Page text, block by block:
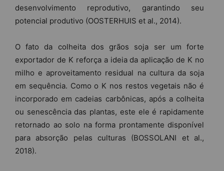
desenvolvimento reprodutivo, garantindo seu
potencial produtivo (OOSTERHUIS et al., 2014).
O fato da colheita dos grãos soja ser um forte
exportador de K reforça a ideia da aplicação de K no
milho e aproveitamento residual na cultura da soja
em sequência. Como o K nos restos vegetais não é
incorporado em cadeias carbônicas, após a colheita
ou senescência das plantas, este ele é rapidamente
retornado ao solo na forma prontamente disponível
para absorção pelas culturas (BOSSOLANI et al.,
2018).